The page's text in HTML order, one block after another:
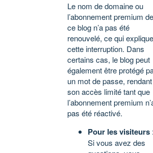
Le nom de domaine ou
l’abonnement premium de
ce blog n’a pas été
renouvelé, ce qui explique
cette interruption. Dans
certains cas, le blog peut
également être protégé
un mot de passe, rendant
son accès limité tant que
l’abonnement premium
pas été réactivé.
Pour les visiteurs :
Si vous avez des